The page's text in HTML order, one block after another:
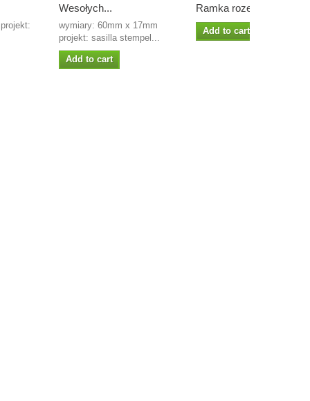
Wesołych...
wymiary: 60mm x 17mm
projekt: sasilla stempel...
Add to cart
Ramka rozetka 4
Add to cart